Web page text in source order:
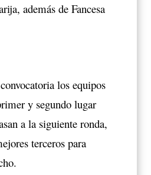
además de Fancesa
los equipos
y segundo lugar
a la siguiente ronda,
terceros para